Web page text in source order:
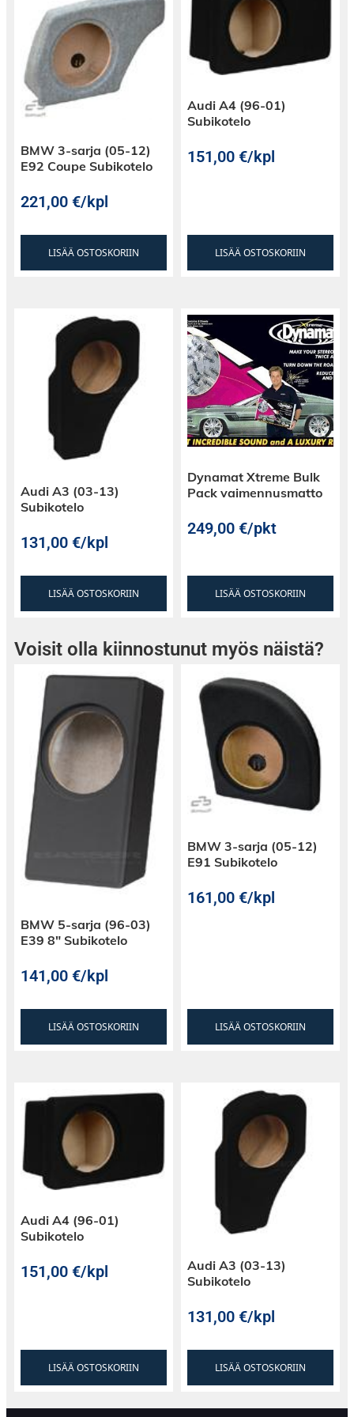
BMW 3-sarja (05-12)
E92 Coupe Subikotelo
221,00€/kpl
LISÄÄ OSTOSKORIIN
Audi A4 (96-01)
Subikotelo
151,00€/kpl
LISÄÄ OSTOSKORIIN
Audi A3 (03-13)
Subikotelo
131,00€/kpl
LISÄÄ OSTOSKORIIN
Dynamat Xtreme Bulk
Pack vaimennusmatto
249,00€/pkt
LISÄÄ OSTOSKORIIN
Voisit olla kiinnostunut myös näistä?
BMW 5-sarja (96-03)
E39 8″ Subikotelo
141,00€/kpl
LISÄÄ OSTOSKORIIN
BMW 3-sarja (05-12)
E91 Subikotelo
161,00€/kpl
LISÄÄ OSTOSKORIIN
Audi A4 (96-01)
Subikotelo
151,00€/kpl
LISÄÄ OSTOSKORIIN
Audi A3 (03-13)
Subikotelo
131,00€/kpl
LISÄÄ OSTOSKORIIN